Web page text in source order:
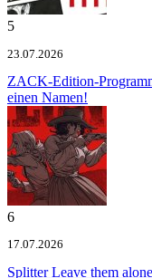
5
23.07.2026
ZACK-Edition-
einen Namen!
6
17.07.2026
SplitterLeave them alone